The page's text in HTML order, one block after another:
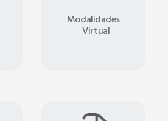
Modalidades
Virtual